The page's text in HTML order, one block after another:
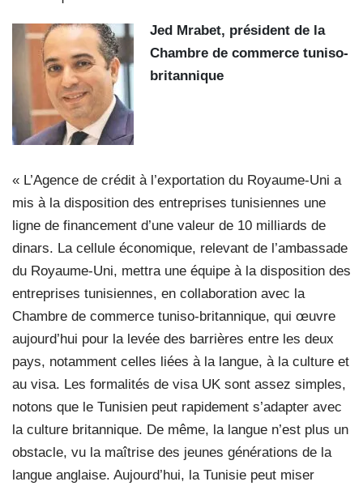
Jed Mrabet, président de la
Chambre de commerce tuniso-
britannique
« L’Agence de crédit à l’exportation du Royaume-Uni a
mis à la disposition des entreprises tunisiennes une
ligne de financement d’une valeur de 10 milliards de
dinars. La cellule économique, relevant de l’ambassade
du Royaume-Uni, mettra une équipe à la disposition des
entreprises tunisiennes, en collaboration avec la
Chambre de commerce tuniso-britannique, qui œuvre
aujourd’hui pour la levée des barrières entre les deux
pays, notamment celles liées à la langue, à la culture et
au visa. Les formalités de visa UK sont assez simples,
notons que le Tunisien peut rapidement s’adapter avec
la culture britannique. De même, la langue n’est plus un
obstacle, vu la maîtrise des jeunes générations de la
langue anglaise. Aujourd’hui, la Tunisie peut miser